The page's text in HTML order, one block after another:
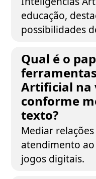
educação,
possibilidades
Qual é o
Artificial na
conforme
texto?
Mediar
atendimento
jogos digitais.